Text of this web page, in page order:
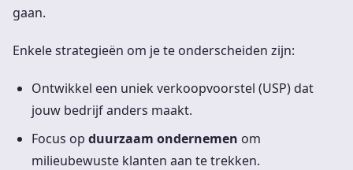
gaan.
Enkele strategieën om je te onderscheiden zijn:
Ontwikkel een uniek verkoopvoorstel (USP) dat
jouw bedrijf anders maakt.
Focus op duurzaam ondernemen om
milieubewuste klanten aan te trekken.